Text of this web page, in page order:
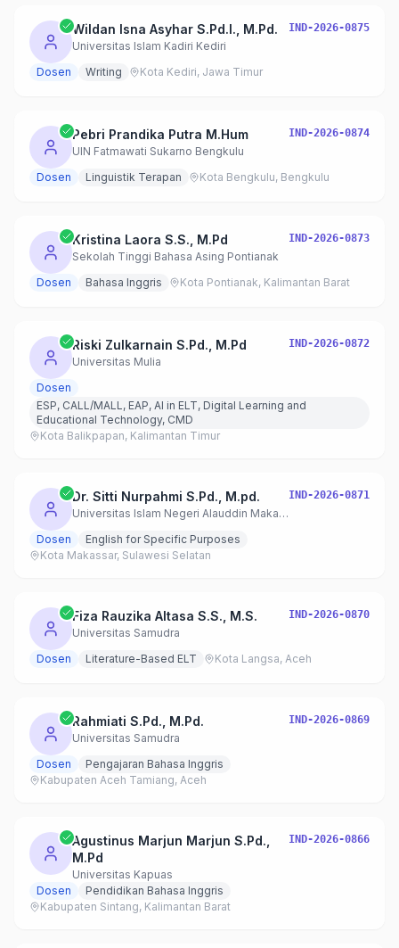
Wildan Isna Asyhar S.Pd.I., M.Pd.
Universitas Islam Kadiri Kediri
IND-2026-0875
Dosen Writing Kota Kediri, Jawa Timur
Pebri Prandika Putra M.Hum
UIN Fatmawati Sukarno Bengkulu
IND-2026-0874
Dosen Linguistik Terapan Kota Bengkulu, Bengkulu
Kristina Laora S.S., M.Pd
Sekolah Tinggi Bahasa Asing Pontianak
IND-2026-0873
Dosen Bahasa Inggris Kota Pontianak, Kalimantan Barat
Riski Zulkarnain S.Pd., M.Pd
Universitas Mulia
IND-2026-0872
Dosen
ESP, CALL/MALL, EAP, AI in ELT, Digital Learning and
Educational Technology, CMD
Kota Balikpapan, Kalimantan Timur
Dr. Sitti Nurpahmi S.Pd., M.pd.
Universitas Islam Negeri Alauddin Makassar – S1 Pendidikan Bahasa Inggris
IND-2026-0871
Dosen
English for Specific Purposes
Kota Makassar, Sulawesi Selatan
Fiza Rauzika Altasa S.S., M.S.
Universitas Samudra
IND-2026-0870
Dosen Literature-Based ELT Kota Langsa, Aceh
Rahmiati S.Pd., M.Pd.
Universitas Samudra
IND-2026-0869
Dosen
Pengajaran Bahasa Inggris
Kabupaten Aceh Tamiang, Aceh
Agustinus Marjun Marjun S.Pd.,
M.Pd
Universitas Kapuas
IND-2026-0866
Dosen
Pendidikan Bahasa Inggris
Kabupaten Sintang, Kalimantan Barat